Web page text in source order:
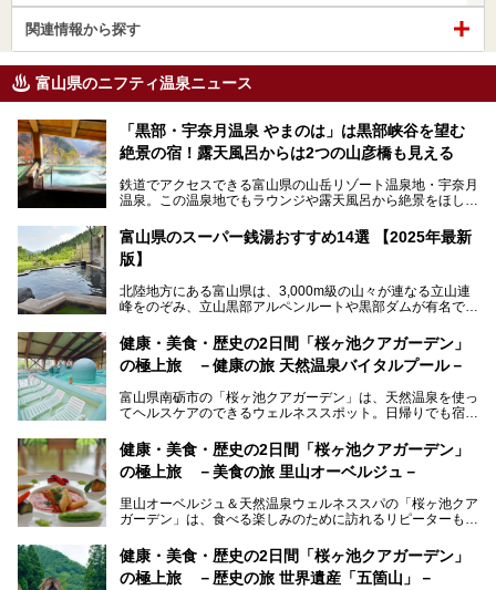
関連情報から探す
富山県のニフティ温泉ニュース
「黒部・宇奈月温泉 やまのは」は黒部峡谷を望む
絶景の宿！露天風呂からは2つの山彦橋も見える
鉄道でアクセスできる富山県の山岳リゾート温泉地・宇奈月
温泉。この温泉地でもラウンジや露天風呂から絶景をほしい
の「黒部・宇奈月温泉 やまのは」。
自慢の眺望、温泉、居心地の良い客室、ビュッフェ式の食事
ます。日常から少し離れて、山懐で自然に癒されたいと思う
方にぴったりの温泉です。冬なら雪景色も絵になりますよ。
───
提供元：オリックス・ホテルマネジメント株式会社【PR】
この記事は黒部・宇奈月温泉 やまのはのPR記事です。
富山県のスーパー銭湯おすすめ14選 【2025年最新
版】
北陸地方にある富山県は、3,000m級の山々が連なる立山連
峰をのぞみ、立山黒部アルペンルートや黒部ダムが有名で
の（新鮮な）海の幸も見逃せません！
北陸新幹線が開業し、実は東京からも2時間ほどでアクセス
のいい天然温泉が豊富で、すぐにでも出かけたくなる施設が
満載ですよ。
健康・美食・歴史の2日間「桜ヶ池クアガーデン」
の極上旅 －健康の旅 天然温泉バイタルプール－
富山県南砺市の「桜ヶ池クアガーデン」は、天然温泉を使っ
てヘルスケアのできるウェルネススポット。日帰りでも宿泊
るので、ゆったり楽しみながら美しく健康に。
そんな「桜ヶ池クアガーデン」の天然温泉バイタルプールと
ートしたいと思います。
健康・美食・歴史の2日間「桜ヶ池クアガーデン」
の極上旅 －美食の旅 里山オーベルジュ－
里山オーベルジュ＆天然温泉ウェルネススパの「桜ヶ池クア
ガーデン」は、食べる楽しみのために訪れるリピーターも多
月、水はフレンチ、火、木は和食、土日はその両方がランチ
とディナーで味わえます。オリジナルのスイーツも評判で
す。
健康・美食・歴史の2日間「桜ヶ池クアガーデン」
の極上旅 －歴史の旅 世界遺産「五箇山」－